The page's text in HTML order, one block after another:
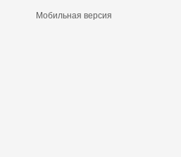
Мобильная версия